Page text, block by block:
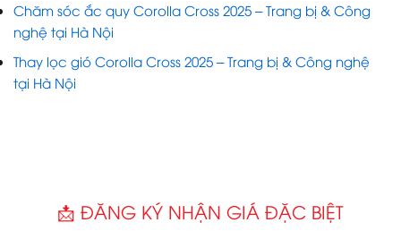
Chăm sóc ắc quy Corolla Cross 2025 – Trang bị & Công
nghệ tại Hà Nội
Thay lọc gió Corolla Cross 2025 – Trang bị & Công nghệ
tại Hà Nội
📩 ĐĂNG KÝ NHẬN GIÁ ĐẶC BIỆT